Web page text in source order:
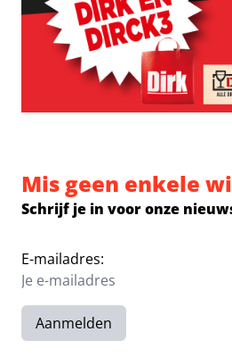
Mis geen enkele
Schrijf je in voor onze
E-mailadres:
Aanmelden